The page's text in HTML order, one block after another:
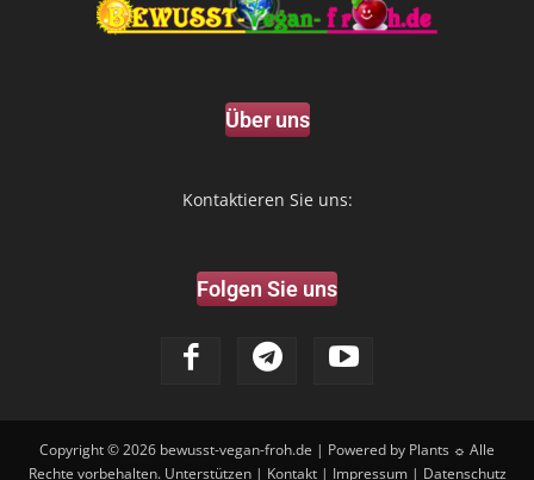
Über uns
Kontaktieren Sie uns:
Folgen Sie uns
Copyright © 2026 bewusst-vegan-froh.de | Powered by Plants ☼ Alle
Rechte vorbehalten. Unterstützen| Kontakt| Impressum| Datenschutz